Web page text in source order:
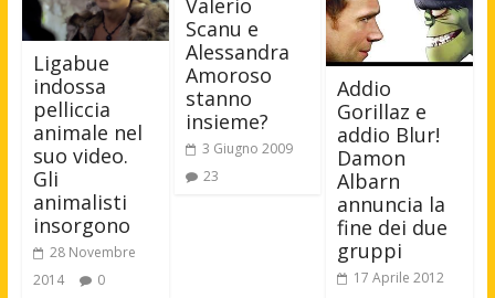
Ligabue
indossa
pelliccia
animale nel
suo video.
Gli
animalisti
insorgono
28 Novembre
2014
0
Valerio
Scanu e
Alessandra
Amoroso
stanno
insieme?
3 Giugno 2009
23
Addio
Gorillaz e
addio Blur!
Damon
Albarn
annuncia la
fine dei due
gruppi
17 Aprile 2012